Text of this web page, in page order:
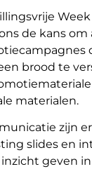
de kans
brood te
materialen.
zijn
slides en
geven